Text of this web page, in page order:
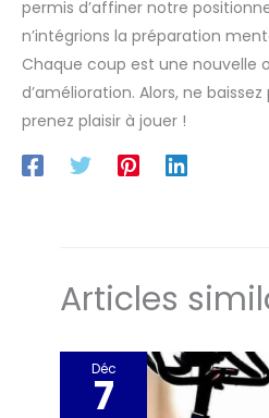
permis d’affiner notre
n’intégrions la préparation
Chaque coup est une nouvelle
d’amélioration. Alors, ne
prenez plaisir à jouer !
Articles
Déc
7